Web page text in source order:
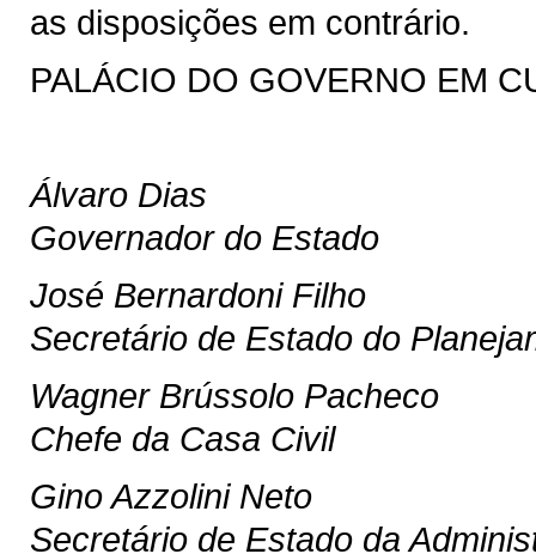
as disposições em contrário.
PALÁCIO DO GOVERNO EM
Álvaro Dias
Governador do Estado
José Bernardoni Filho
Secretário de Estado do
Wagner Brússolo Pacheco
Chefe da Casa Civil
Gino Azzolini Neto
Secretário de Estado da